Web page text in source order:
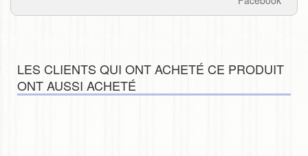
LES CLIENTS QUI ONT ACHETÉ CE PRODUIT
ONT AUSSI ACHETÉ